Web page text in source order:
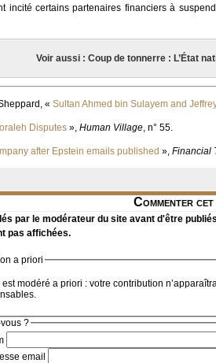
incité certains partenaires financiers à
Voir aussi : Coup de tonnerre : L’État
« Sultan Ahmed bin Sulayem and
Disputes », Human Village, n° 55.
after Epstein emails published », Financial
Commenter
par le modérateur du site avant d'être
pas affichées.
a priori
modéré a priori : votre contribution
?
email